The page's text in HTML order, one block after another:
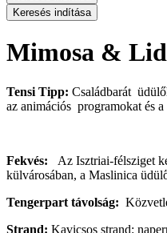
Keresés indítása
Mimosa &
Tensi Tipp: Családbarát
az animációs programokat és a
Fekvés:
Az Isztriai-félsziget
külvárosában, a Maslinica
Tengerpart távolság:
Strand: Kavicsos strand: